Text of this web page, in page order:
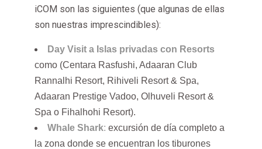
iCOM son las siguientes (que algunas de ellas
son nuestras imprescindibles):
Day Visit a Islas privadas con Resorts
como (Centara Rasfushi, Adaaran Club
Rannalhi Resort, Rihiveli Resort & Spa,
Adaaran Prestige Vadoo, Olhuveli Resort &
Spa o Fihalhohi Resort).
Whale Shark: excursión de día completo a
la zona donde se encuentran los tiburones